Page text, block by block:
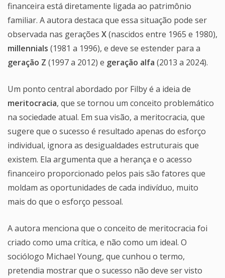
financeira está diretamente ligada ao patrimônio
familiar. A autora destaca que essa situação pode ser
observada nas gerações X(nascidos entre 1965 e 1980),
millennials (1981 a 1996), e deve se estender para a
geração Z (1997 a 2012) e geração alfa (2013 a 2024).
Um ponto central abordado por Filby é a ideia de
meritocracia, que se tornou um conceito problemático
na sociedade atual. Em sua visão, a meritocracia, que
sugere que o sucesso é resultado apenas do esforço
individual, ignora as desigualdades estruturais que
existem. Ela argumenta que a herança e o acesso
financeiro proporcionado pelos pais são fatores que
moldam as oportunidades de cada indivíduo, muito
mais do que o esforço pessoal.
A autora menciona que o conceito de meritocracia foi
criado como uma crítica, e não como um ideal. O
sociólogo Michael Young, que cunhou o termo,
pretendia mostrar que o sucesso não deve ser visto